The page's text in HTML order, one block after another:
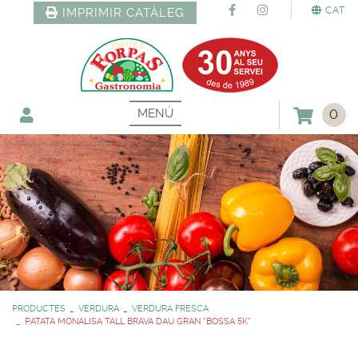
CAT
IMPRIMIR CATÀLEG
MENÚ 0
PRODUCTES VERDURA
VERDURA FRESCA
PATATA MONALISA TALL BRAVA DAU GRAN *BOSSA 5K*